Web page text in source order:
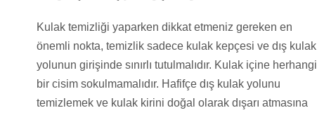
Kulak temizliği yaparken dikkat etmeniz gereken en
önemli nokta, temizlik sadece kulak kepçesi ve dış kulak
yolunun girişinde sınırlı tutulmalıdır. Kulak içine herhangi
bir cisim sokulmamalıdır. Hafifçe dış kulak yolunu
temizlemek ve kulak kirini doğal olarak dışarı atmasına